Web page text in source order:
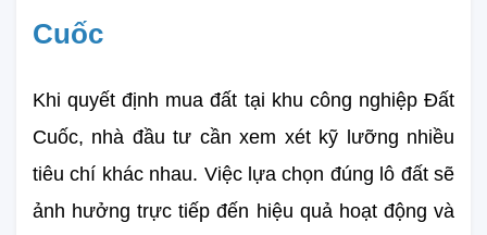
Cuốc
Khi quyết định mua đất tại khu công nghiệp Đất
Cuốc, nhà đầu tư cần xem xét kỹ lưỡng nhiều
tiêu chí khác nhau. Việc lựa chọn đúng lô đất sẽ
ảnh hưởng trực tiếp đến hiệu quả hoạt động và